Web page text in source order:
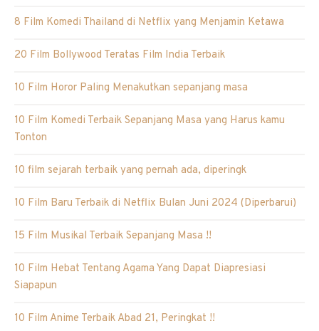
8 Film Komedi Thailand di Netflix yang Menjamin Ketawa
20 Film Bollywood Teratas Film India Terbaik
10 Film Horor Paling Menakutkan sepanjang masa
10 Film Komedi Terbaik Sepanjang Masa yang Harus kamu
Tonton
10 film sejarah terbaik yang pernah ada, diperingk
10 Film Baru Terbaik di Netflix Bulan Juni 2024 (Diperbarui)
15 Film Musikal Terbaik Sepanjang Masa !!
10 Film Hebat Tentang Agama Yang Dapat Diapresiasi
Siapapun
10 Film Anime Terbaik Abad 21, Peringkat !!